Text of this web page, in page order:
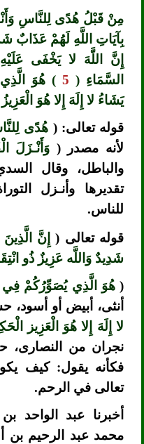
مِنْ قَبْلُ هُدًى لِلنَّاسِ
بِآيَاتِ اللَّهِ لَهُمْ عَذَابٌ
إِنَّ اللَّهَ لا يَخْفَى
السَّمَاءِ (5
) هُوَ
يَشَاءُ لا إِلَهَ إِلا هُوَ
قوله تعالى: ( هُدًى
لأنه مصدر ( وَأَنْـزَلَ
والباطل، وقال
تقديرها وأنـزل
للناس.
قوله تعالى (إِنَّ الَّذِينَ
شَدِيدٌ وَاللَّه عَزِيزٌ ذُو
(هُوَ الَّذِي يُصَوِّرُكُمْ فِي
أنثى، أبيض أو أسود،
لا إِلَهَ إِلا هُوَ الْعَزِيز
نجران من النصارى،
فكأنه يقول: كيف
تعالى في الرحم.
أخبرنا عبد الواحد
محمد عبد الرحيم بن